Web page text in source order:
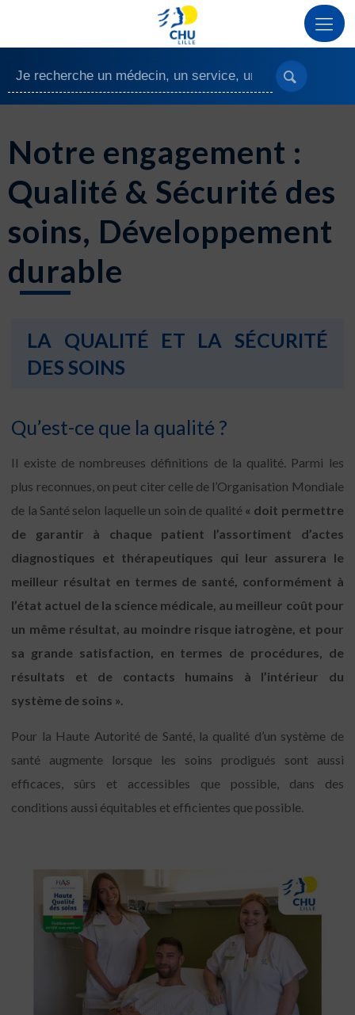
Notre engagement :
Qualité & Sécurité des
soins, Développement
durable
LA QUALITÉ ET LA SÉCURITÉ
DES SOINS
Qu’est-ce que la qualité ?
Il existe de nombreuses définitions de la qualité. Parmi les
plus reconnues, on peut citer celle de l’Organisation Mondiale
de la Santé selon laquelle un soin de qualité « doit permettre
de garantir à chaque patient l’assortiment d’actes
diagnostiques et thérapeutiques qui leur assurera le
meilleur résultat en termes de santé, conformément à
l’état actuel de la science médicale, au meilleur coût pour
un même résultat, au moindre risque iatrogène, et pour
sa grande satisfaction, en termes de procédures, de
résultats et de contacts humains à l’intérieur du
système de soins ».
Pour la Haute Autorité de Santé, la qualité d’un système de
santé augmente lorsque les soins prodigués sont aussi
efficaces, sûrs et accessibles que possible, dans des
conditions aussi équitables et efficientes que possible.